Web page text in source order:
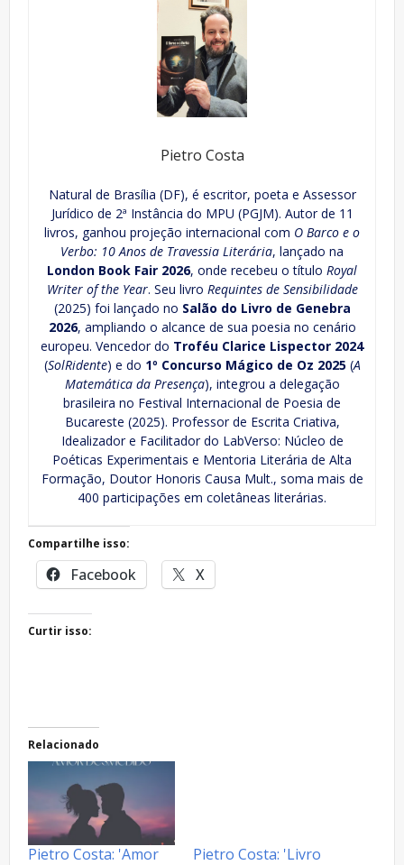
Pietro Costa
Natural de Brasília (DF), é escritor, poeta e Assessor
Jurídico de 2ª Instância do MPU (PGJM). Autor de 11
livros, ganhou projeção internacional com O Barco e o
Verbo: 10 Anos de Travessia Literária, lançado na
London Book Fair 2026, onde recebeu o título Royal
Writer of the Year. Seu livro Requintes de Sensibilidade
(2025) foi lançado no Salão do Livro de Genebra
2026, ampliando o alcance de sua poesia no cenário
europeu. Vencedor do Troféu Clarice Lispector 2024
(SolRidente) e do 1º Concurso Mágico de Oz 2025(A
Matemática da Presença), integrou a delegação
brasileira no Festival Internacional de Poesia de
Bucareste (2025). Professor de Escrita Criativa,
Idealizador e Facilitador do LabVerso: Núcleo de
Poéticas Experimentais e Mentoria Literária de Alta
Formação, Doutor Honoris Causa Mult., soma mais de
400 participações em coletâneas literárias.
Compartilhe isso:
Facebook X
Curtir isso:
Relacionado
Pietro Costa: 'Amor
Pietro Costa: 'Livro